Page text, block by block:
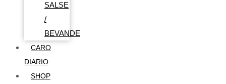
SALSE
/
BEVANDE
CARO
DIARIO
SHOP